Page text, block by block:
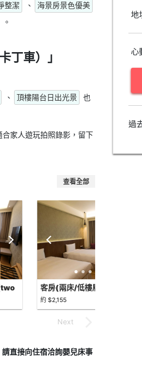
整潔 、
海景房景色優美
。
丁車）」
、 頂樓陽台日出光景
也
合家人遊玩拍照錄影，留下
查看全部
客房(兩床/低樓層) - 無景觀
(Low Floor Twin Room
without View)
約 $2,155
直接向住宿洽詢嬰兒床事
地
心
過